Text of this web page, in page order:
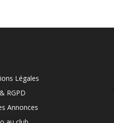
Légales
RGPD
Annonces